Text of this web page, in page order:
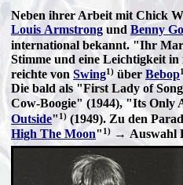
Neben ihrer Arbeit mit Chick
Louis Armstrong und Benny
international bekannt. "Ihr
Stimme und eine Leichtigkeit
reichte von Swing1) über Bebop
Die bald als "First Lady of
Cow-Boogie" (1944), "Its Only
Outside" 1) (1949). Zu den
High The Moon" 1) → Auswahl